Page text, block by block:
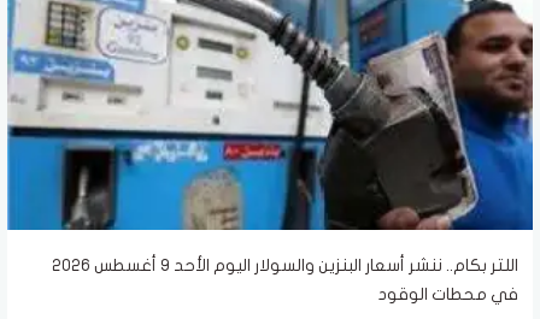
اللتر بكام.. ننشر أسعار البنزين والسولار اليوم الأحد 9 أغسطس 2026
في محطات الوقود